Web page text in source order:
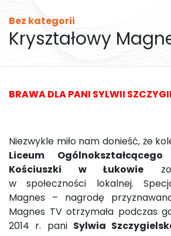
Bez kategorii
Kryształowy
BRAWA DLA PANI SYLWII
Niezwykle miło nam donieść, że
Liceum
Kościuszki w Łukowie
w społeczności lokalnej.
Magnes – nagrodę
Magnes TV otrzymała podczas
2014 r. pani Sylwia